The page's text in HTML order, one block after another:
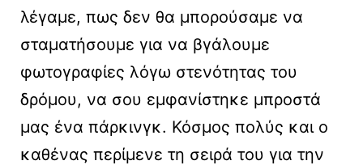
λέγαμε, πως δεν θα μπορούσαμε να
σταματήσουμε για να βγάλουμε
φωτογραφίες λόγω στενότητας του
δρόμου, να σου εμφανίστηκε μπροστά
μας ένα πάρκινγκ. Κόσμος πολύς και ο
καθένας περίμενε τη σειρά του για την